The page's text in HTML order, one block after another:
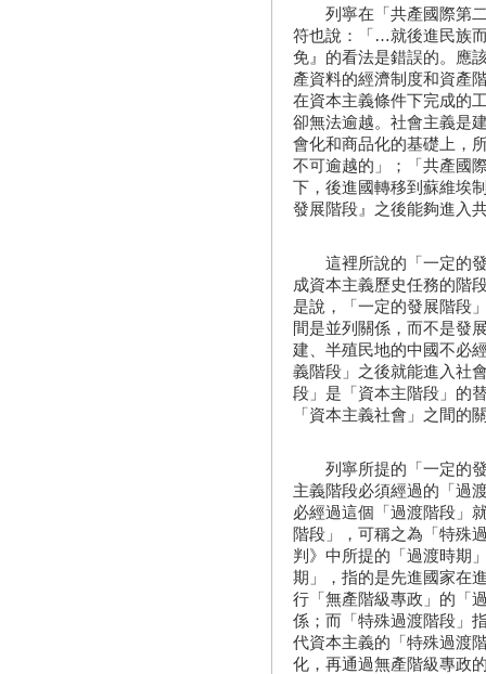
列寧在「共產國際第二
符也說：「…就後進民族
免』的看法是錯誤的。應
產資料的經濟制度和資產
在資本主義條件下完成的
卻無法逾越。社會主義是
會化和商品化的基礎上，
不可逾越的」；「共產國
下，後進國轉移到蘇維埃
發展階段』之後能夠進入
這裡所說的「一定的發
成資本主義歷史任務的階
是說，「一定的發展階段
間是並列關係，而不是發
建、半殖民地的中國不必
義階段」之後就能進入社
段」是「資本主階段」的
「資本主義社會」之間的
列寧所提的「一定的發
主義階段必須經過的「過
必經過這個「過渡階段」
階段」，可稱之為「特殊
判》中所提的「過渡時期
期」，指的是先進國家在
行「無產階級專政」的「
係；而「特殊過渡階段」
代資本主義的「特殊過渡
化，再通過無產階級專政